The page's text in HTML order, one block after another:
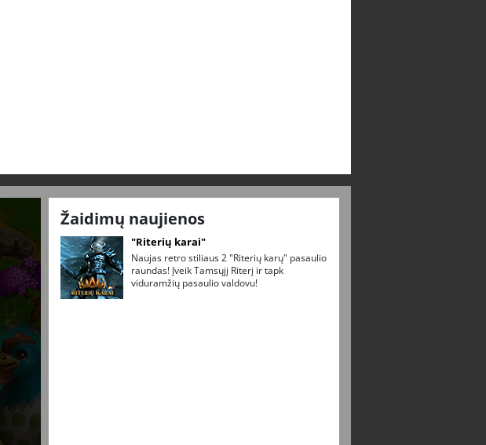
Žaidimų naujienos
"Riterių karai"
Naujas retro stiliaus 2 "Riterių karų" pasaulio
raundas! Įveik Tamsųjį Riterį ir tapk
viduramžių pasaulio valdovu!